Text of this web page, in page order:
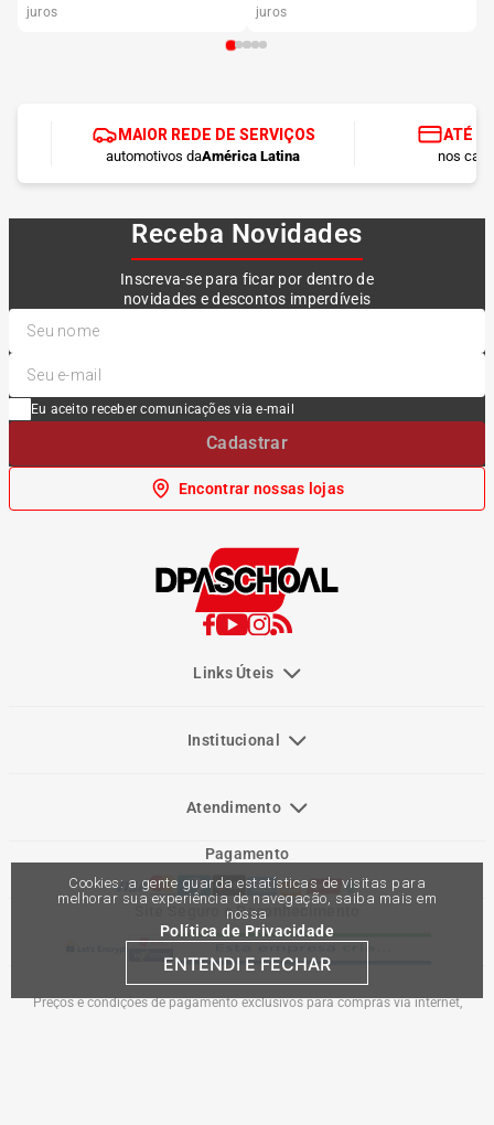
Cookies: a gente guarda estatísticas de visitas para
melhorar sua experiência de navegação, saiba mais em
nossa
Política de Privacidade
ENTENDI E FECHAR
juros
juros
MAIOR REDE DE SERVIÇOS
automotivos daAmérica Latina
ATÉ
nos
Receba Novidades
Inscreva-se para ficar por dentro de
novidades e descontos imperdíveis
Eu aceito receber comunicações via e-mail
Cadastrar
Encontrar nossas lojas
Links Úteis
Institucional
Atendimento
Pagamento
Site Seguro e Reconhecimento
Preços e condições de pagamento exclusivos para compras via internet,